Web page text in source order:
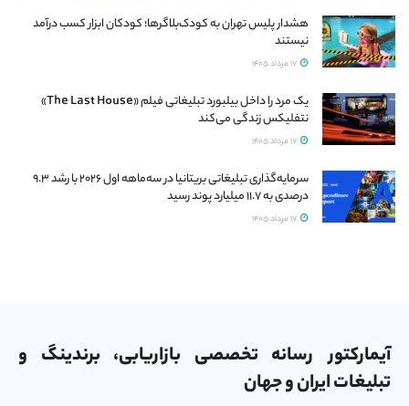
هشدار پلیس تهران به کودک‌بلاگرها؛ کودکان ابزار کسب درآمد
نیستند
یک مرد را داخل بیلبورد تبلیغاتی فیلم «The Last House»
نتفلیکس زندگی می‌کند
سرمایه‌گذاری تبلیغاتی بریتانیا در سه‌ماهه اول ۲۰۲۶ با رشد ۹.۳
درصدی به ۱۱.۷ میلیارد پوند رسید
آیمارکتور رسانه تخصصی بازاریابی، برندینگ و
تبلیغات ایران و جهان